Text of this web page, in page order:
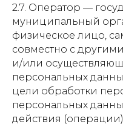
2.7. Оператор —
муниципальный
физическое лицо,
совместно с
и/или
персональных
цели обработки
персональных
действия